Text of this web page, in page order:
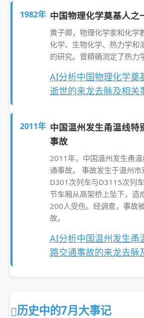
1982年 中国物理化学奠基人之
黄子卿，物理化学家和化学
化学、生物化学、热力学和
的研究。曾精确测定了热力
AI分析中国物理化学奠
逝世的来龙去脉及相关
2011年 中国温州发生甬温线特
事故
2011年，中国温州发生甬
通事故。 事故发生于温州
D301次列车与D3115次列
节车厢从高架桥上坠下，造
200人受伤。经调查，事故
故。
AI分析中国温州发生甬
路交通事故的来龙去脉
历史中的7月大事记